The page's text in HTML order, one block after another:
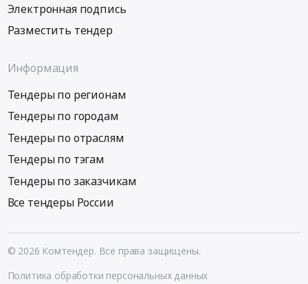
Электронная подпись
Разместить тендер
Информация
Тендеры по регионам
Тендеры по городам
Тендеры по отраслям
Тендеры по тэгам
Тендеры по заказчикам
Все тендеры России
© 2026 Комтендер. Все права защищены.
Политика обработки персональных данных